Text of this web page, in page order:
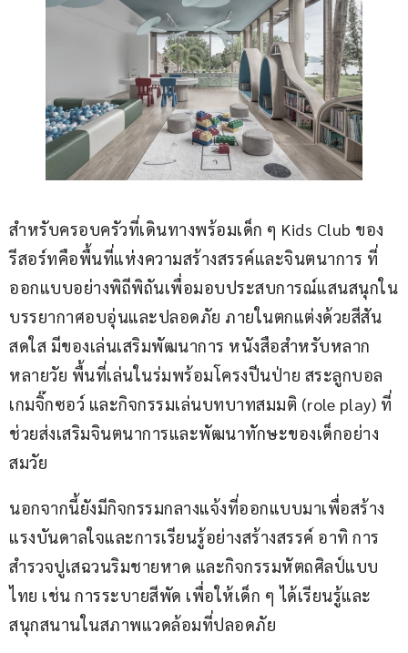
สำหรับครอบครัวที่เดินทางพร้อมเด็ก ๆ Kids Club ของ
รีสอร์ทคือพื้นที่แห่งความสร้างสรรค์และจินตนาการ ที่
ออกแบบอย่างพิถีพิถันเพื่อมอบประสบการณ์แสนสนุกใน
บรรยากาศอบอุ่นและปลอดภัย ภายในตกแต่งด้วยสีสัน
สดใส มีของเล่นเสริมพัฒนาการ หนังสือสำหรับหลาก
หลายวัย พื้นที่เล่นในร่มพร้อมโครงปีนป่าย สระลูกบอล
เกมจิ๊กซอว์ และกิจกรรมเล่นบทบาทสมมติ (role play) ที่
ช่วยส่งเสริมจินตนาการและพัฒนาทักษะของเด็กอย่าง
สมวัย
นอกจากนี้ยังมีกิจกรรมกลางแจ้งที่ออกแบบมาเพื่อสร้าง
แรงบันดาลใจและการเรียนรู้อย่างสร้างสรรค์ อาทิ การ
สำรวจปูเสฉวนริมชายหาด และกิจกรรมหัตถศิลป์แบบ
ไทย เช่น การระบายสีพัด เพื่อให้เด็ก ๆ ได้เรียนรู้และ
สนุกสนานในสภาพแวดล้อมที่ปลอดภัย